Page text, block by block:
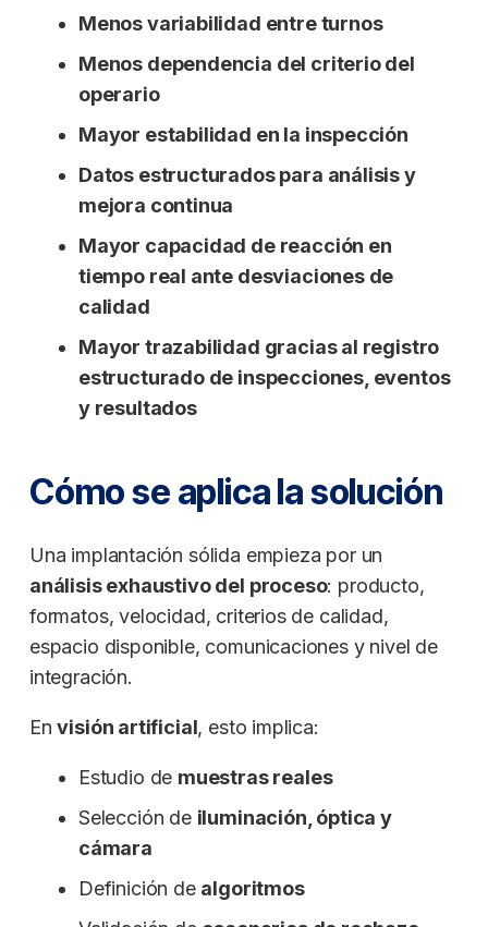
Menos variabilidad entre turnos
Menos dependencia del criterio del
operario
Mayor estabilidad en la inspección
Datos estructurados para análisis y
mejora continua
Mayor capacidad de reacción en
tiempo real ante desviaciones de
calidad
Mayor trazabilidad gracias al registro
estructurado de inspecciones, eventos
y resultados
Cómo se aplica la solución
Una implantación sólida empieza por un
análisis exhaustivo del proceso: producto,
formatos, velocidad, criterios de calidad,
espacio disponible, comunicaciones y nivel de
integración.
Envisión artificial, esto implica:
Estudio de muestras reales
Selección de iluminación, óptica y
cámara
Definición de algoritmos